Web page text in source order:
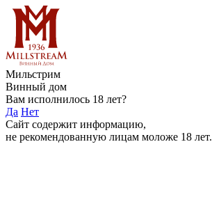
Мильстрим
Винный дом
Вам исполнилось 18 лет?
Да Нет
Сайт содержит информацию,
не рекомендованную лицам моложе 18 лет.